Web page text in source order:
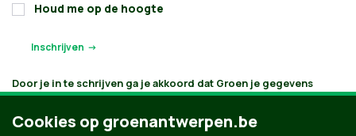
Houd me op de hoogte
Door je in te schrijven ga je akkoord dat Groen je gegevens
verwerkt en bijhoudt volgenshaar privacybeleid. Als je aanvinkt
dat je e-mails wilt ontvangen, houden we je op de hoogte
volgens je interesses. Je kan je gegevens opvragen, laten
Cookies op groenantwerpen.be